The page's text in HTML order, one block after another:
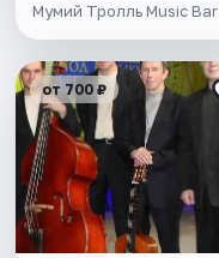
Мумий Тролль Music Bar
от 700 ₽